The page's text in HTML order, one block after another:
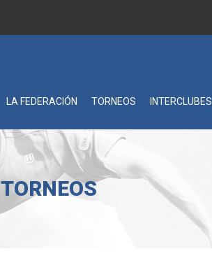
LA FEDERACIÓN TORNEOS INTERCLUBES
TORNEOS